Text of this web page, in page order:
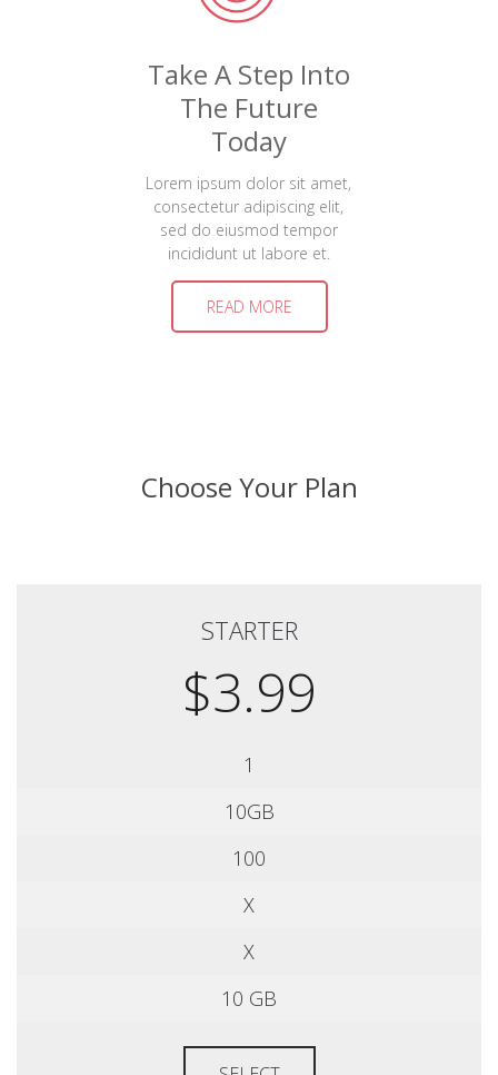
Take A Step Into
The Future
Today
Lorem ipsum dolor sit amet,
consectetur adipiscing elit,
sed do eiusmod tempor
incididunt ut labore et.
READ MORE
Choose Your Plan
STARTER
$3.99
1
10GB
100
X
X
10 GB